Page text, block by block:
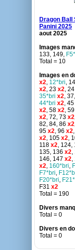
Dragon
Panini 2025
aout 2025
Images
133, 149,
Total = 10
Images en
x2, 12*bri,
x2, 23 x2, 24
35*bri x2,
44*bri x2, 45
x2, 58 x2, 59
x2, 72, 73 x2
82, 84, 86 x2
95 x2, 96 x2
x2, 105 x2,
118 x2, 124,
135, 136 x2,
146, 147 x2,
x2, 160*bri,
F7*bri,
F20*bri,
F31 x2
Total = 190
Divers
Total = 0
Divers en
Total = 0